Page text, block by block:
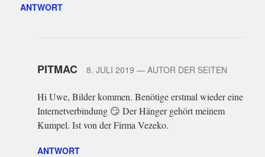
ANTWORT
PITMAC 8. JULI 2019 — AUTOR DER SEITEN
Hi Uwe, Bilder kommen. Benötige erstmal wieder eine
Internetverbindung 😏 Der Hänger gehört meinem
Kumpel. Ist von der Firma Vezeko.
ANTWORT